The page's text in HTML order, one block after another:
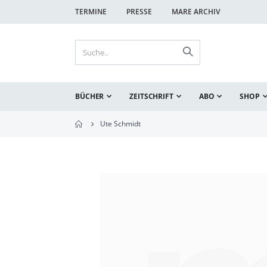
TERMINE PRESSE MARE ARCHIV
BÜCHER ZEITSCHRIFT ABO SHOP
Ute Schmidt